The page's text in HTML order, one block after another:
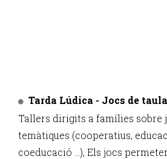
Tarda Lúdica - Jocs de
Tallers dirigits a famílies sobre
temàtiques (cooperatius,
coeducació …), Els jocs